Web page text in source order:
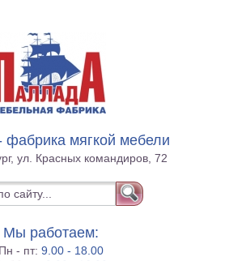
мягкой мебели
ул. Красных командиров, 72
Мы работаем:
Пн - пт:9.00 - 18.00